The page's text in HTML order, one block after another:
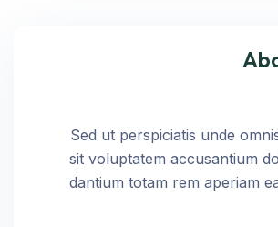
Sed ut perspiciatis unde
sit voluptatem accusantium
dantium totam rem aperiam